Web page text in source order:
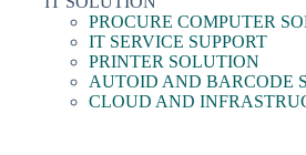
PROCURE COMPUTER
IT SERVICE SUPPORT
PRINTER SOLUTION
AUTOID AND BARCODE
CLOUD AND